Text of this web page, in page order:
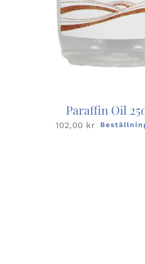
Paraffin Oil
102,00 kr